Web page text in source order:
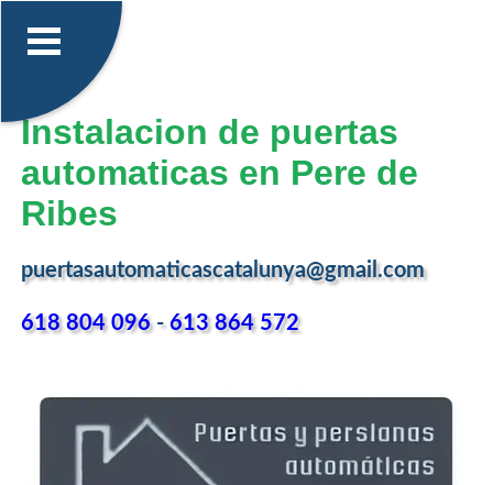
Instalacion de puertas
automaticas en Pere de
Ribes
puertasautomaticascatalunya@gmail.com
618 804 096-613 864 572